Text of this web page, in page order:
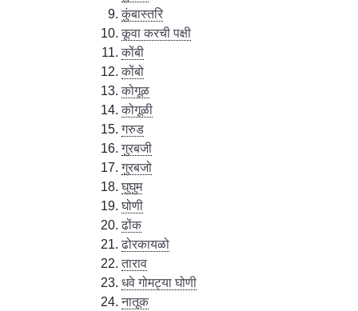
कुंबास्तरि
कूवा करची पक्षी
कोंबी
कोंबो
कोगूळ
कोगूळी
गरुड
गुरबजी
गुरबजो
घुघुम
घोणी
ढोंक
ढोरकायळो
ताराव
धवे गोमट्या घोणी
नातूक